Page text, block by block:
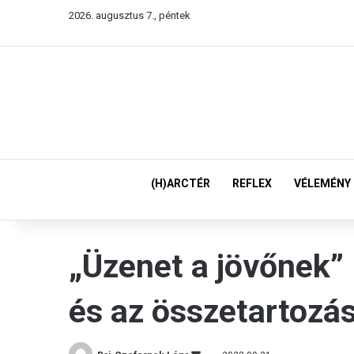
2026. augusztus 7., péntek
(H)ARCTÉR REFLEX VÉLEMÉNY
„Üzenet a
és az